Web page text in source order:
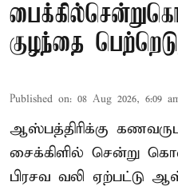
குழந்தை
Published on: 08 Aug 2026, 6:09
ஆஸ்பத்திரிக்கு
சைக்கிளில் சென்று
பிரசவ வலி ஏற்பட்டு